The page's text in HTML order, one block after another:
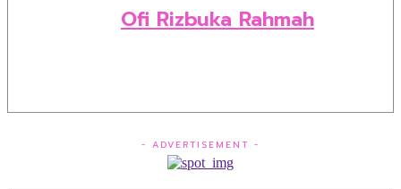
Ofi Rizbuka Rahmah
- ADVERTISEMENT -